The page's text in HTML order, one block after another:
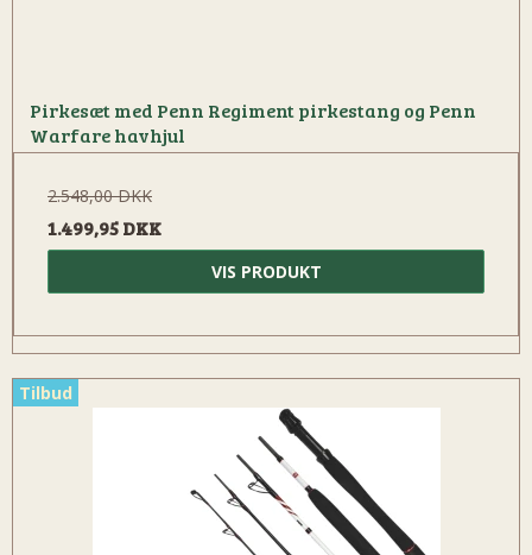
Pirkesæt med Penn Regiment pirkestang og Penn
Warfare havhjul
2.548,00 DKK
1.499,95 DKK
VIS PRODUKT
Tilbud